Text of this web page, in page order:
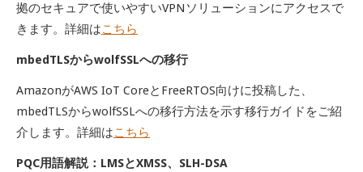
拠のセキュアで使いやすいVPNソリューションにアクセスで
きます。詳細はこちら
mbedTLSからwolfSSLへの移行
AmazonがAWS IoT CoreとFreeRTOS向けに投稿した、
mbedTLSからwolfSSLへの移行方法を示す移行ガイドをご紹
介します。詳細はこちら
PQC用語解説：LMSとXMSS、SLH-DSA